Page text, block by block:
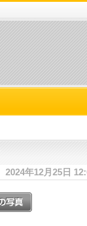
2024年12月25日